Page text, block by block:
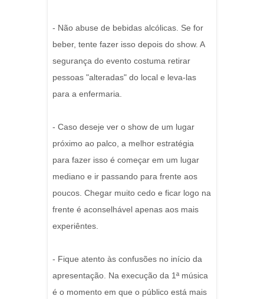
- Não abuse de bebidas alcólicas. Se for
beber, tente fazer isso depois do show. A
segurança do evento costuma retirar
pessoas "alteradas" do local e leva-las
para a enfermaria.
- Caso deseje ver o show de um lugar
próximo ao palco, a melhor estratégia
para fazer isso é começar em um lugar
mediano e ir passando para frente aos
poucos. Chegar muito cedo e ficar logo na
frente é aconselhável apenas aos mais
experiêntes.
- Fique atento às confusões no início da
apresentação. Na execução da 1ª música
é o momento em que o público está mais